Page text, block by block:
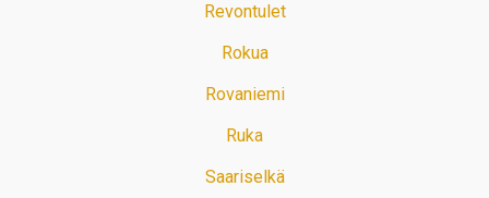
Revontulet
Rokua
Rovaniemi
Ruka
Saariselkä